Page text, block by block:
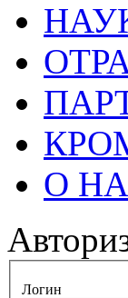
О
Логин